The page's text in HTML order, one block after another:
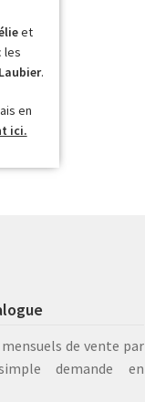
et
les
.
en
ici.
de vente par
demande en